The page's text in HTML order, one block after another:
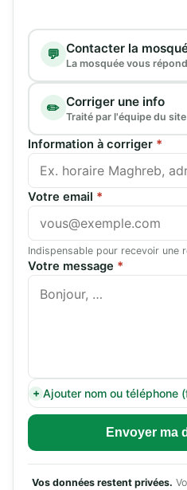
Type de demande
💬 Contacter la
La mosquée vous
✏️ Corriger une info
Traité par l'équipe du site
Information à corriger *
Votre email *
Indispensable pour recevoir une
Votre message *
Ajouter nom ou téléphone
Envoyer ma
Vos données restent privées.